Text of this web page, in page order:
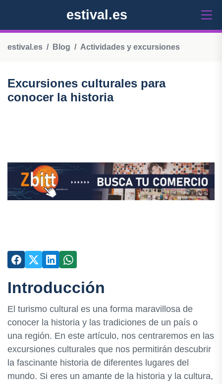
estival.es
estival.es Blog Actividades y excursiones
Excursiones culturales para
conocer la historia
Introducción
El turismo cultural es una forma maravillosa de
conocer la historia y las tradiciones de un país o
una región. En este artículo, nos centraremos en las
excursiones culturales que nos permitirán descubrir
la fascinante historia de diferentes lugares del
mundo. Si eres un amante de la historia y la cultura,